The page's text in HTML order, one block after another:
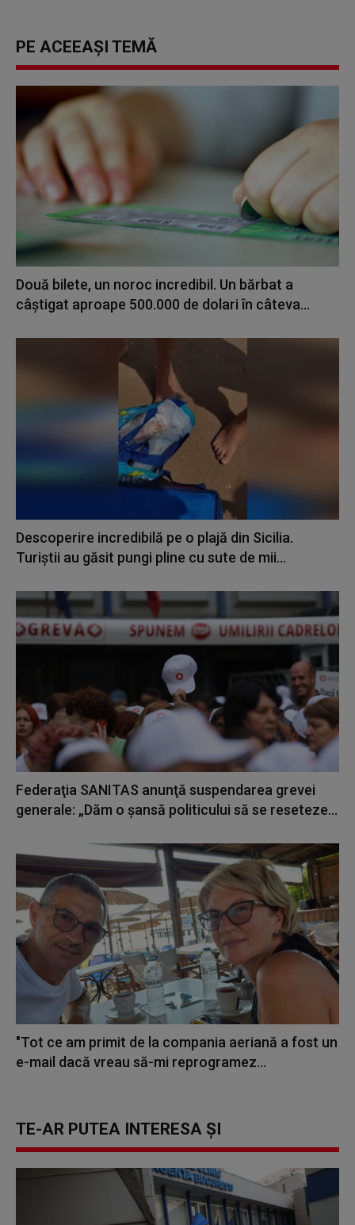
PE ACEEAȘI TEMĂ
Două bilete, un noroc incredibil. Un bărbat a
câștigat aproape 500.000 de dolari în câteva...
Descoperire incredibilă pe o plajă din Sicilia.
Turiștii au găsit pungi pline cu sute de mii...
Federaţia SANITAS anunţă suspendarea grevei
generale: „Dăm o şansă politicului să se reseteze...
"Tot ce am primit de la compania aeriană a fost un
e-mail dacă vreau să-mi reprogramez...
TE-AR PUTEA INTERESA ȘI